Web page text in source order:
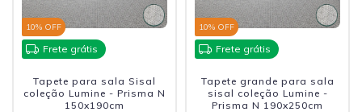
10% OFF
Frete grátis
Tapete para sala Sisal
coleção Lumine - Prisma N
150x190cm
10% OFF
Frete grátis
Tapete grande para sala
sisal coleção Lumine -
Prisma N 190x250cm